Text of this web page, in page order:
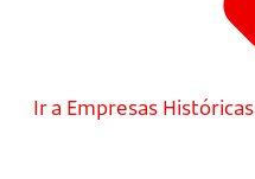
Ir a Empresas Históricas